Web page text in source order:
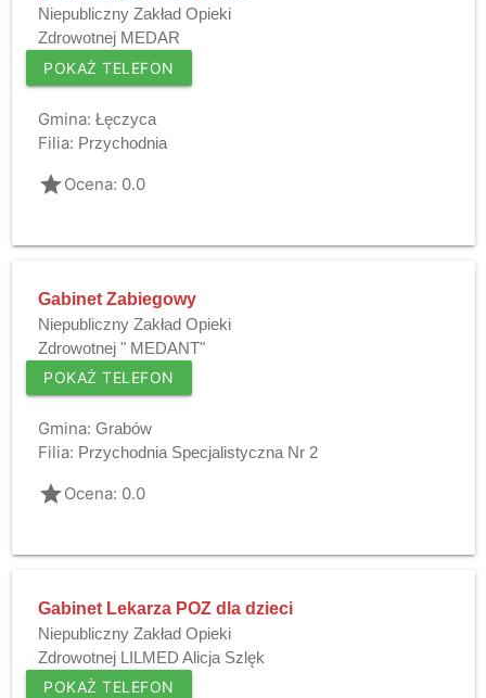
Niepubliczny Zakład Opieki
Zdrowotnej MEDAR
POKAŻ TELEFON
Gmina: Łęczyca
Filia: Przychodnia
gradeOcena: 0.0
Gabinet Zabiegowy
Niepubliczny Zakład Opieki
Zdrowotnej " MEDANT"
POKAŻ TELEFON
Gmina: Grabów
Filia: Przychodnia Specjalistyczna Nr 2
gradeOcena: 0.0
Gabinet Lekarza POZ dla dzieci
Niepubliczny Zakład Opieki
Zdrowotnej LILMED Alicja Szlęk
POKAŻ TELEFON